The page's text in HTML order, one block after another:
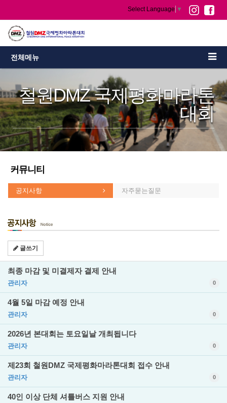
Select Language ▼
전체메뉴
철원DMZ 국제평화마라톤
대회
커뮤니티
공지사항 자주묻는질문
글쓰기
최종 마감 및 미결제자 결제 안내
관리자 0
4월 5일 마감 예정 안내
관리자 0
2026년 본대회는 토요일날 개최됩니다
관리자 0
제23회 철원DMZ 국제평화마라톤대회 접수 안내
관리자 0
40인 이상 단체 셔틀버스 지원 안내